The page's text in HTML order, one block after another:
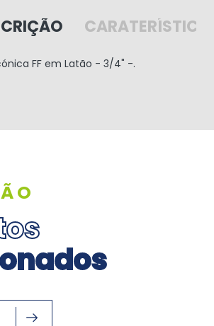
FF em Latão - 3/4" -.